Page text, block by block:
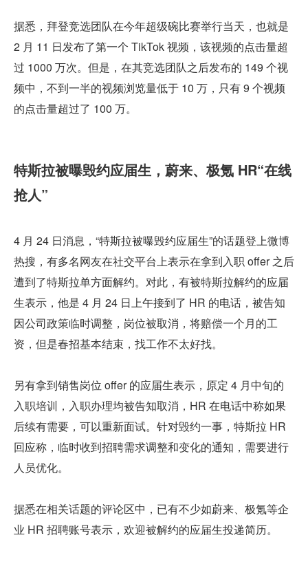
据悉，拜登竞选团队在今年超级碗比赛举行当天，也就是
2 月 11 日发布了第一个 TikTok 视频，该视频的点击量超
过 1000 万次。但是，在其竞选团队之后发布的 149 个视
频中，不到一半的视频浏览量低于 10 万，只有 9 个视频
的点击量超过了 100 万。
特斯拉被曝毁约应届生，蔚来、极氪 HR“在线
抢人”
4 月 24 日消息，“特斯拉被曝毁约应届生”的话题登上微博
热搜，有多名网友在社交平台上表示在拿到入职 offer 之后
遭到了特斯拉单方面解约。对此，有被特斯拉解约的应届
生表示，他是 4 月 24 日上午接到了 HR 的电话，被告知
因公司政策临时调整，岗位被取消，将赔偿一个月的工
资，但是春招基本结束，找工作不太好找。
另有拿到销售岗位 offer 的应届生表示，原定 4 月中旬的
入职培训，入职办理均被告知取消，HR 在电话中称如果
后续有需要，可以重新面试。针对毁约一事，特斯拉 HR
回应称，临时收到招聘需求调整和变化的通知，需要进行
人员优化。
据悉在相关话题的评论区中，已有不少如蔚来、极氪等企
业 HR 招聘账号表示，欢迎被解约的应届生投递简历。